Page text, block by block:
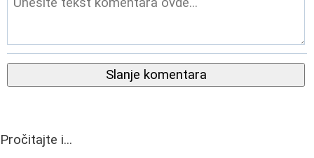
Slanje komentara
Pročitajte i...